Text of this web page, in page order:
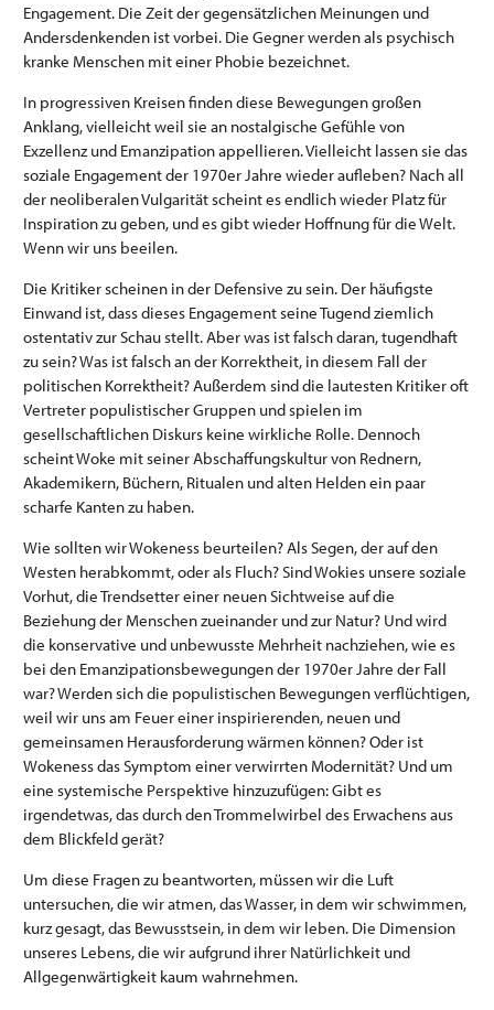
Engagement. Die Zeit der gegensätzlichen Meinungen und
Andersdenkenden ist vorbei. Die Gegner werden als psychisch
kranke Menschen mit einer Phobie bezeichnet.
In progressiven Kreisen finden diese Bewegungen großen
Anklang, vielleicht weil sie an nostalgische Gefühle von
Exzellenz und Emanzipation appellieren. Vielleicht lassen sie das
soziale Engagement der 1970er Jahre wieder aufleben? Nach all
der neoliberalen Vulgarität scheint es endlich wieder Platz für
Inspiration zu geben, und es gibt wieder Hoffnung für die Welt.
Wenn wir uns beeilen.
Die Kritiker scheinen in der Defensive zu sein. Der häufigste
Einwand ist, dass dieses Engagement seine Tugend ziemlich
ostentativ zur Schau stellt. Aber was ist falsch daran, tugendhaft
zu sein? Was ist falsch an der Korrektheit, in diesem Fall der
politischen Korrektheit? Außerdem sind die lautesten Kritiker oft
Vertreter populistischer Gruppen und spielen im
gesellschaftlichen Diskurs keine wirkliche Rolle. Dennoch
scheint Woke mit seiner Abschaffungskultur von Rednern,
Akademikern, Büchern, Ritualen und alten Helden ein paar
scharfe Kanten zu haben.
Wie sollten wir Wokeness beurteilen? Als Segen, der auf den
Westen herabkommt, oder als Fluch? Sind Wokies unsere soziale
Vorhut, die Trendsetter einer neuen Sichtweise auf die
Beziehung der Menschen zueinander und zur Natur? Und wird
die konservative und unbewusste Mehrheit nachziehen, wie es
bei den Emanzipationsbewegungen der 1970er Jahre der Fall
war? Werden sich die populistischen Bewegungen verflüchtigen,
weil wir uns am Feuer einer inspirierenden, neuen und
gemeinsamen Herausforderung wärmen können? Oder ist
Wokeness das Symptom einer verwirrten Modernität? Und um
eine systemische Perspektive hinzuzufügen: Gibt es
irgendetwas, das durch den Trommelwirbel des Erwachens aus
dem Blickfeld gerät?
Um diese Fragen zu beantworten, müssen wir die Luft
untersuchen, die wir atmen, das Wasser, in dem wir schwimmen,
kurz gesagt, das Bewusstsein, in dem wir leben. Die Dimension
unseres Lebens, die wir aufgrund ihrer Natürlichkeit und
Allgegenwärtigkeit kaum wahrnehmen.